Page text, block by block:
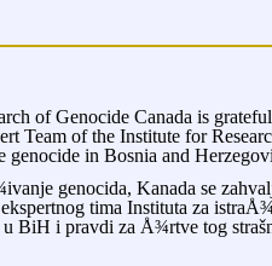
of Genocide Canada is
Team of the Institute for
genocide in Bosnia and
genocida, Kanada se
tima Instituta za
BiH i pravdi za Å¾rtve tog